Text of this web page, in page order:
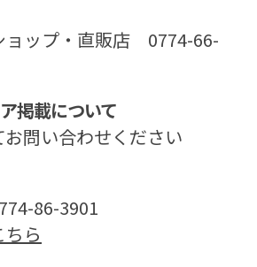
ョップ・直販店 0774-66-
掲載について
問い合わせください
86-3901
ら